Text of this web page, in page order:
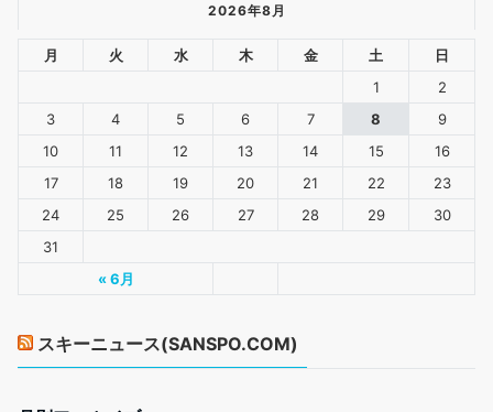
2026年8月
月 火 水 木 金 土 日
« 6月
1
2
3
4 5 6 7 8
9
10
11 12 13 14 15
16
17
18 19 20 21 22
23
24
25 26 27 28 29
30
31
スキーニュース(SANSPO.COM)